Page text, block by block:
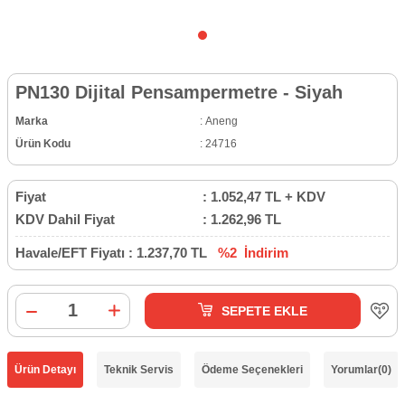
PN130 Dijital Pensampermetre - Siyah
Marka : Aneng
Ürün Kodu
: 24716
Fiyat : 1.052,47 TL + KDV
KDV Dahil Fiyat
: 1.262,96 TL
Havale/EFT Fiyatı : 1.237,70 TL %2 İndirim
SEPETE EKLE
Ürün Detayı Teknik Servis Ödeme Seçenekleri Yorumlar(0)